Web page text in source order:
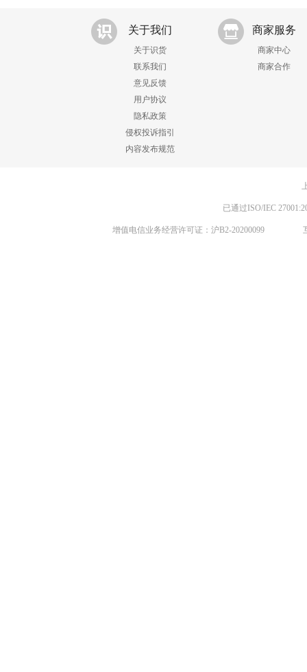
关于我们
关于识货
联系我们
意见反馈
用户协议
隐私政策
侵权投诉指引
内容发布规范
商家服务
商家中心
商家合作
已通过ISO/IEC
增值电信业务经营许可证：沪B2-20200099